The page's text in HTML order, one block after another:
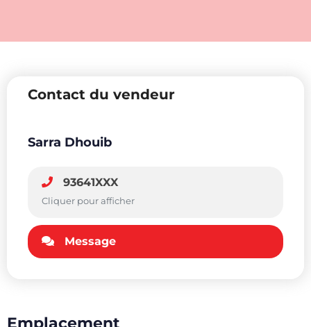
Contact du vendeur
Sarra Dhouib
93641XXX
Cliquer pour afficher
Message